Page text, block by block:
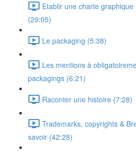
Etablir une charte
(29:05)
Le packaging (5:38)
Les mentions à
packagings (6:21)
Raconter une histoire (7:28)
Trademarks, copyrights &
savoir (42:28)